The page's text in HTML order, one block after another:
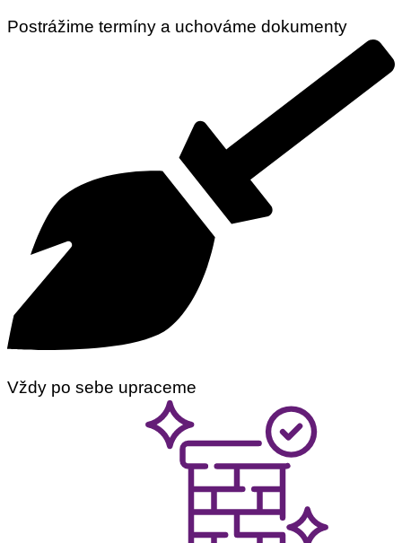
Postrážime termíny a uchováme dokumenty
Vždy po sebe upraceme